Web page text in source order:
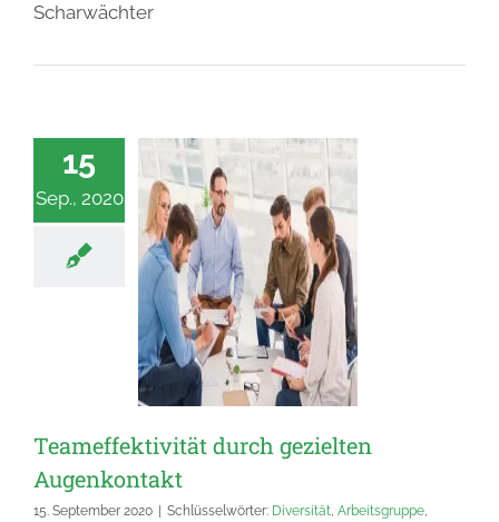
Scharwächter
15
Sep., 2020
Teameffektivität durch gezielten
Augenkontakt
15. September 2020 Schlüsselwörter: Diversität, Arbeitsgruppe,